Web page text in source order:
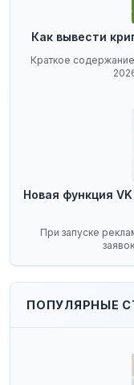
Как вывести
Краткое
Новая функция
При запуске
ПОПУЛЯРНЫЕ